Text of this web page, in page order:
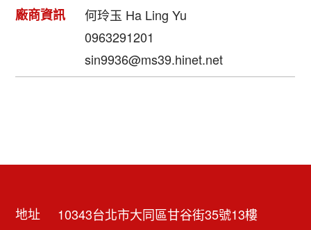
廠商資訊
何玲玉 Ha Ling Yu
0963291201
sin9936@ms39.hinet.net
地址
10343台北市大同區甘谷街35號13樓